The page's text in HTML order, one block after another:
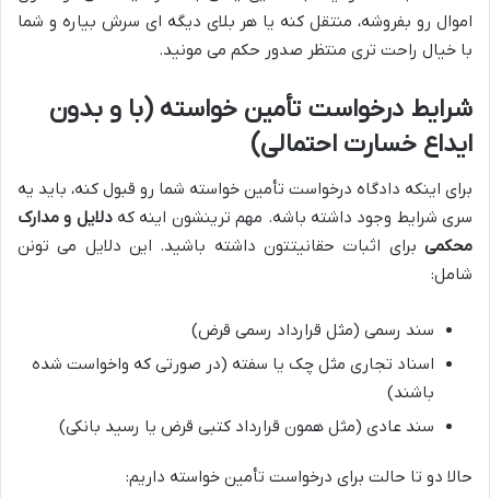
اموال رو بفروشه، منتقل کنه یا هر بلای دیگه ای سرش بیاره و شما
با خیال راحت تری منتظر صدور حکم می مونید.
شرایط درخواست تأمین خواسته (با و بدون
ایداع خسارت احتمالی)
برای اینکه دادگاه درخواست تأمین خواسته شما رو قبول کنه، باید یه
سری شرایط وجود داشته باشه. مهم ترینشون اینه کهدلایل و مدارک
محکمی برای اثبات حقانیتتون داشته باشید. این دلایل می تونن
شامل:
سند رسمی (مثل قرارداد رسمی قرض)
اسناد تجاری مثل چک یا سفته (در صورتی که واخواست شده
باشند)
سند عادی (مثل همون قرارداد کتبی قرض یا رسید بانکی)
حالا دو تا حالت برای درخواست تأمین خواسته داریم: